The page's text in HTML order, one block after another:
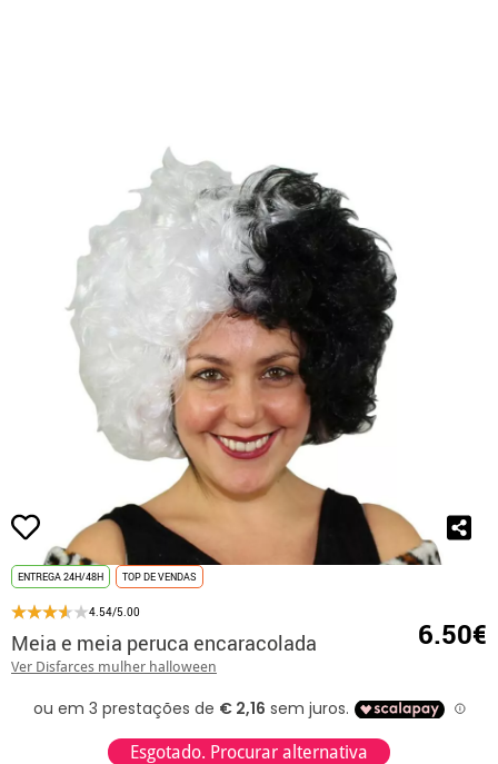
ENTREGA 24H/48H TOP DE VENDAS
4.54/5.00
Meia e meia peruca encaracolada
Ver Disfarces mulher halloween
6.50€
Esgotado. Procurar alternativa